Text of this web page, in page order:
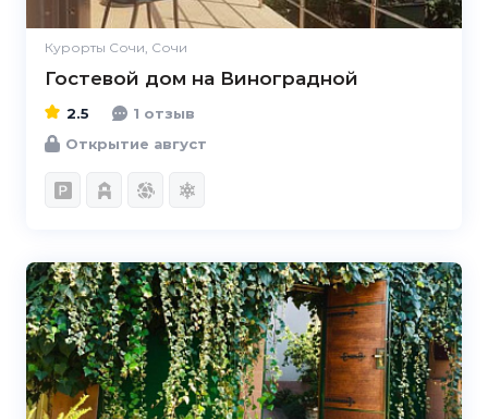
Курорты Сочи, Сочи
Гостевой дом на Виноградной
2.5
1 отзыв
Открытие август